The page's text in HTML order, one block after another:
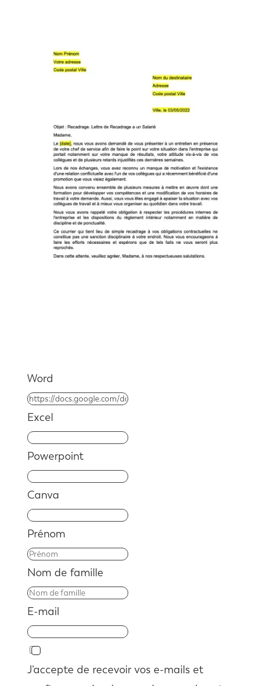
Word
Excel
Powerpoint
Canva
Prénom
Nom de famille
E-mail
J'accepte de recevoir vos e-mails et